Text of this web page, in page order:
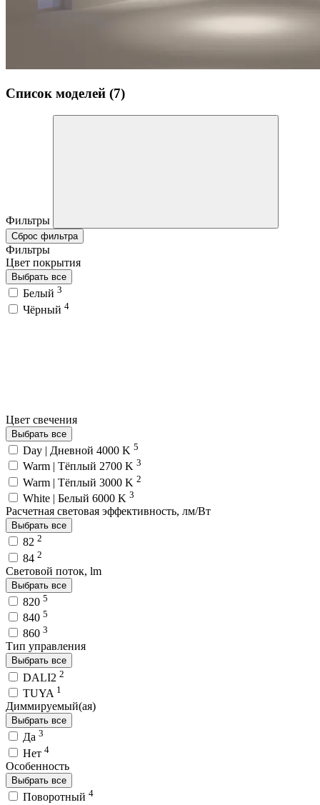
Список моделей (7)
Фильтры
Сброс фильтра
Фильтры
Цвет покрытия
Выбрать все
Белый 3
Чёрный 4
Цвет свечения
Выбрать все
Day | Дневной 4000 K 5
Warm | Тёплый 2700 K 3
Warm | Тёплый 3000 K 2
White | Белый 6000 K 3
Расчетная световая эффективность, лм/Вт
Выбрать все
82 2
84 2
Световой поток, lm
Выбрать все
820 5
840 5
860 3
Тип управления
Выбрать все
DALI2 2
TUYA 1
Диммируемый(ая)
Выбрать все
Да 3
Нет 4
Особенность
Выбрать все
Поворотный 4